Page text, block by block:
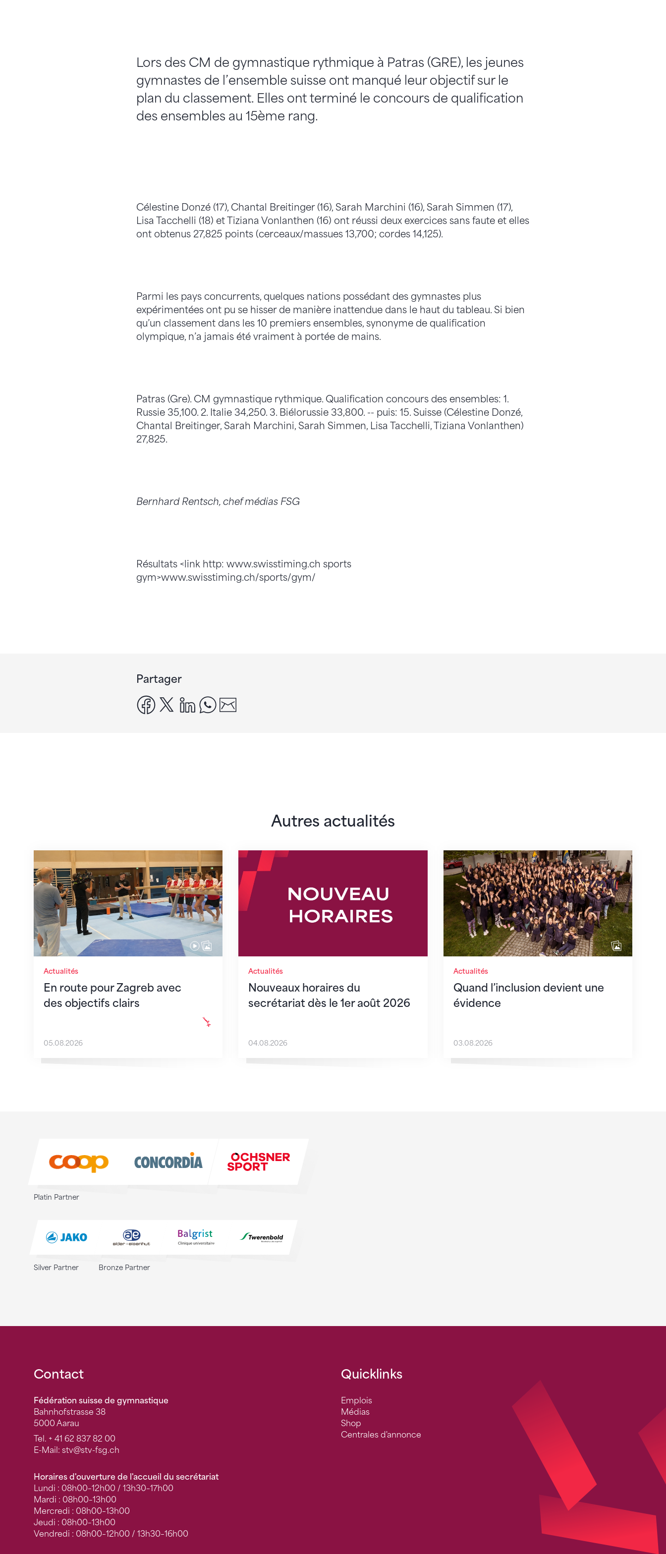
Lors des CM de gymnastique rythmique à Patras (GRE), les jeunes
gymnastes de l’ensemble suisse ont manqué leur objectif sur le
plan du classement. Elles ont terminé le concours de qualification
des ensembles au 15ème rang.
Célestine Donzé (17), Chantal Breitinger (16), Sarah Marchini (16), Sarah Simmen (17),
Lisa Tacchelli (18) et Tiziana Vonlanthen (16) ont réussi deux exercices sans faute et elles
ont obtenus 27,825 points (cerceaux/massues 13,700; cordes 14,125).
Parmi les pays concurrents, quelques nations possédant des gymnastes plus
expérimentées ont pu se hisser de manière inattendue dans le haut du tableau. Si bien
qu’un classement dans les 10 premiers ensembles, synonyme de qualification
olympique, n’a jamais été vraiment à portée de mains.
Patras (Gre). CM gymnastique rythmique. Qualification concours des ensembles: 1.
Russie 35,100. 2. Italie 34,250. 3. Biélorussie 33,800. -- puis: 15. Suisse (Célestine Donzé,
Chantal Breitinger, Sarah Marchini, Sarah Simmen, Lisa Tacchelli, Tiziana Vonlanthen)
27,825.
Bernhard Rentsch, chef médias FSG
Résultats <link http: www.swisstiming.ch sports
gym>www.swisstiming.ch/sports/gym/
Partager
facebook
x linkedinwhatsapp
Autres actualités
Actualités
En route pour Zagreb avec
des objectifs clairs
En route pour Zagreb avec des objectifs clairs
05.08.2026
Actualités
Nouveaux horaires du
secrétariat dès le 1er août 2026
Nouveaux horaires du secrétariat dès le 1er août 2026
04.08.2026
Actualités
Quand l’inclusion devient une
évidence
Quand l’inclusion devient une évidence
03.08.2026
Platin Partner
Silver Partner Bronze Partner
Fusszeile
Contact
Fédération suisse de gymnastique
Bahnhofstrasse 38
5000 Aarau
Tel. + 41 62 837 82 00
E-Mail: stv@stv-fsg.ch
Horaires d'ouverture de l'accueil du secrétariat
Lundi : 08h00–12h00 / 13h30–17h00
Mardi : 08h00–13h00
Mercredi : 08h00–13h00
Jeudi : 08h00–13h00
Vendredi : 08h00–12h00 / 13h30–16h00
Quicklinks
Emplois
Médias
Shop
Centrales d'annonce